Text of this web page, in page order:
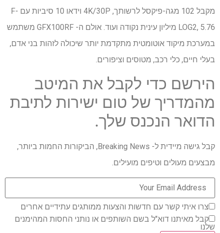
מקבל 102 מגה-פיקסל לרשותך, 4K/30P וידאו 10 סיביות עם F-
LOG2, 5.76 מיליון עינית נקודה ועוד. אולם ה- GFX100RF משתמש
במערכת מיקוד אוטומטית מתקדמת יותר שיכולה לזהות בני אדם,
בעלי חיים, כלי רכב, מטוסים וציפורים.
הירשם כדי לקבל את המיטב
מהמדריך של טום ישירות לתיבת
הדואר הנכנס שלך.
קבל גישה מיידית ל- Breaking News, הביקורות החמות ביותר,
מבצעים מעולים וטיפים מועילים.
צרו איתי קשר עם חדשות והצעות ממותגים עתידיים אחרים
קבל מאיתנו דוא"ל בשם השותפים או נותני החסות המהימנים
שלנו